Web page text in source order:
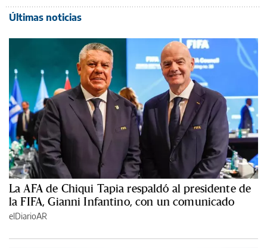
Últimas noticias
La AFA de Chiqui Tapia respaldó al presidente de
la FIFA, Gianni Infantino, con un comunicado
elDiarioAR